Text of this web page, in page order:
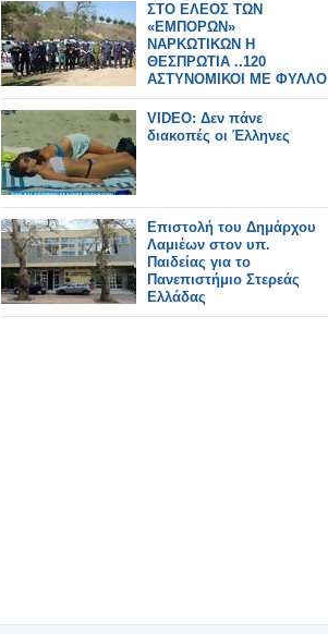
ΣΤΟ ΕΛΕΟΣ ΤΩΝ
«ΕΜΠΟΡΩΝ»
ΝΑΡΚΩΤΙΚΩΝ Η
ΘΕΣΠΡΩΤΙΑ ..120
ΑΣΤΥΝΟΜΙΚΟΙ ΜΕ ΦΥΛΛΟ
ΠΟΡΕΙΑΣ ΓΙΑ ΟΡΕΣΤΙΑΔΑ
VIDEO: Δεν πάνε
διακοπές οι Έλληνες
Επιστολή του Δημάρχου
Λαμιέων στον υπ.
Παιδείας για το
Πανεπιστήμιο Στερεάς
Ελλάδας